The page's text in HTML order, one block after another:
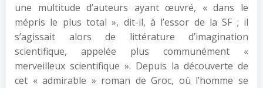
une multitude d’auteurs ayant œuvré, « dans le
mépris le plus total », dit-il, à l’essor de la SF ; il
s’agissait alors de littérature d’imagination
scientifique, appelée plus communément «
merveilleux scientifique ». Depuis la découverte de
cet « admirable » roman de Groc, où l’homme se